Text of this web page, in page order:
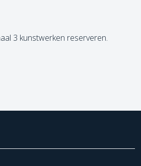
3 kunstwerken reserveren.